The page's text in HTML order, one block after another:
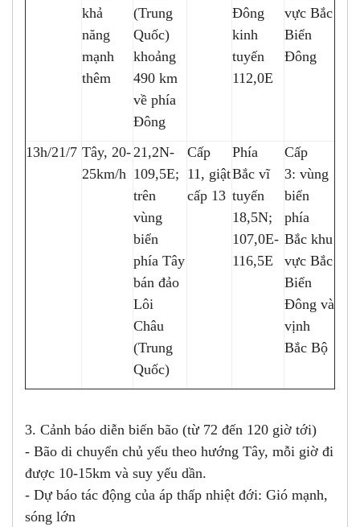
khả
năng
mạnh
thêm
(Trung
Quốc)
khoảng
490 km
về phía
Đông
Đông
kinh
tuyến
112,0E
vực Bắc
Biển
Đông
13h/21/7 Tây, 20-
25km/h
21,2N-
109,5E;
trên
vùng
biển
phía Tây
bán đảo
Lôi
Châu
(Trung
Quốc)
Cấp
11, giật
cấp 13
Phía
Bắc vĩ
tuyến
18,5N;
107,0E-
116,5E
Cấp
3: vùng
biển
phía
Bắc khu
vực Bắc
Biển
Đông và
vịnh
Bắc Bộ
3. Cảnh báo diễn biến bão (từ 72 đến 120 giờ tới)
- Bão di chuyển chủ yếu theo hướng Tây, mỗi giờ đi
được 10-15km và suy yếu dần.
- Dự báo tác động của áp thấp nhiệt đới: Gió mạnh,
sóng lớn